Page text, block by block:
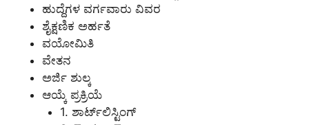
ಹುದ್ದೆಗಳ ವರ್ಗವಾರು ವಿವರ
ಶೈಕ್ಷಣಿಕ ಅರ್ಹತೆ
ವಯೋಮಿತಿ
ವೇತನ
ಅರ್ಜಿ ಶುಲ್ಕ
ಆಯ್ಕೆ ಪ್ರಕ್ರಿಯೆ
1. ಶಾರ್ಟ್‌ಲಿಸ್ಟಿಂಗ್